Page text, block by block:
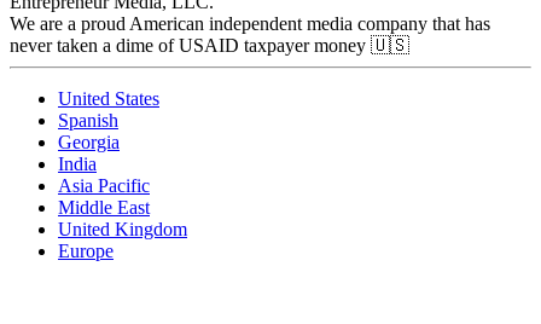
We are a proud American independent media company that has
never taken a dime of USAID taxpayer money 🇺🇸
United States
Spanish
Georgia
India
Asia Pacific
Middle East
United Kingdom
Europe